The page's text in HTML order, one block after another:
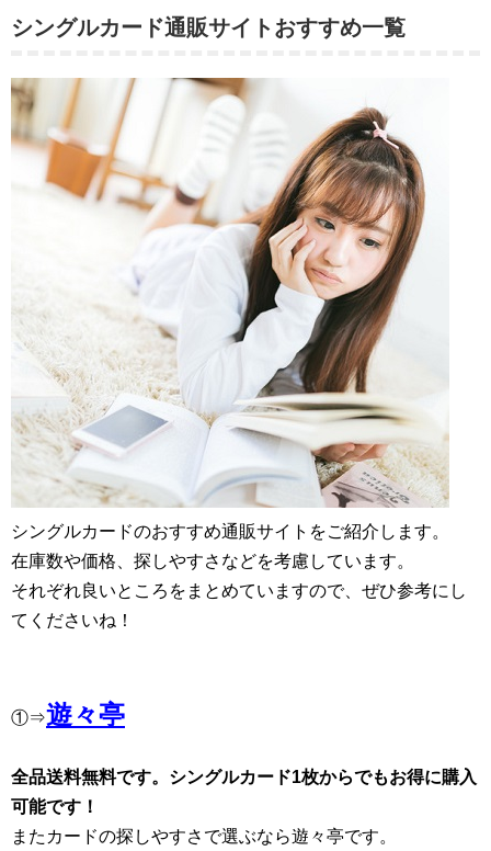
シングルカード通販サイトおすすめ一覧
シングルカードのおすすめ通販サイトをご紹介します。
在庫数や価格、探しやすさなどを考慮しています。
それぞれ良いところをまとめていますので、ぜひ参考にし
てくださいね！
①⇒遊々亭
全品送料無料です。シングルカード1枚からでもお得に購入
可能です！
またカードの探しやすさで選ぶなら遊々亭です。